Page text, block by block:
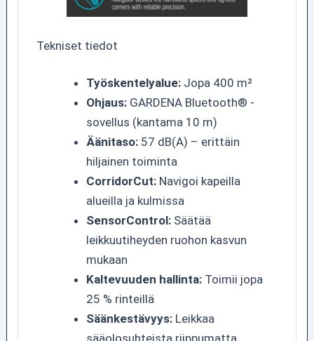
Tekniset tiedot
Työskentelyalue:Jopa 400 m²
Ohjaus:GARDENA Bluetooth® -
sovellus (kantama 10 m)
Äänitaso:57 dB(A) – erittäin
hiljainen toiminta
CorridorCut:Navigoi kapeilla
alueilla ja kulmissa
SensorControl:Säätää
leikkuutiheyden ruohon kasvun
mukaan
Kaltevuuden hallinta:Toimii jopa
25 % rinteillä
Säänkestävyys:Leikkaa